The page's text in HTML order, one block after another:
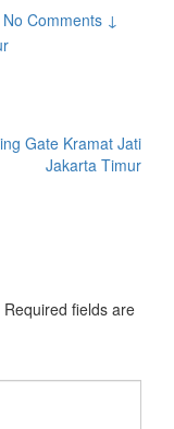
No Comments ↓
Required fields are